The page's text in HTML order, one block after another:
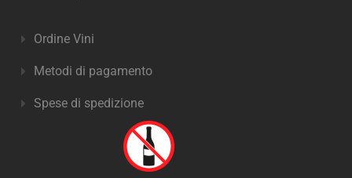
Ordine Vini
Metodi di pagamento
Spese di spedizione